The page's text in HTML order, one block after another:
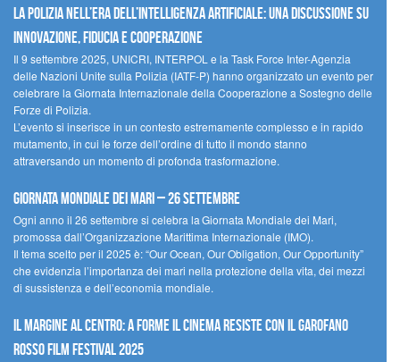
La polizia nell’era dell’Intelligenza Artificiale: una discussione su
innovazione, fiducia e cooperazione
Il 9 settembre 2025, UNICRI, INTERPOL e la Task Force Inter-Agenzia
delle Nazioni Unite sulla Polizia (IATF-P) hanno organizzato un evento per
celebrare la Giornata Internazionale della Cooperazione a Sostegno delle
Forze di Polizia.
L’evento si inserisce in un contesto estremamente complesso e in rapido
mutamento, in cui le forze dell’ordine di tutto il mondo stanno
attraversando un momento di profonda trasformazione.
Giornata Mondiale dei Mari – 26 settembre
Ogni anno il 26 settembre si celebra la Giornata Mondiale dei Mari,
promossa dall’Organizzazione Marittima Internazionale (IMO).
Il tema scelto per il 2025 è: “Our Ocean, Our Obligation, Our Opportunity”
che evidenzia l’importanza dei mari nella protezione della vita, dei mezzi
di sussistenza e dell’economia mondiale.
Il margine al centro: a Forme il cinema resiste con il Garofano
Rosso Film Festival 2025